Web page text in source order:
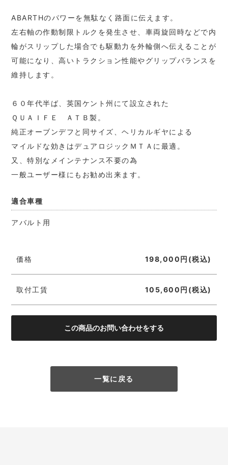
ABARTHのパワーを無駄なく路面に伝えます。
左右軸の作動制限トルクを発生させ、車両旋回時などで内
輪がスリップした場合でも駆動力を外輪側へ伝えることが
可能になり、高いトラクション性能やグリップバランスを
維持します。
６０年代半ば、英国ケント州にて設立された
ＱＵＡＩＦＥ ＡＴＢ製。
純正オーブンデフと同サイズ、ヘリカルギヤによる
マイルドな効きはデュアロジックＭＴＡに最適。
又、特別なメインテナンス不要の為
一般ユーザー様にもお勧め出来ます。
適合車種
アバルト用
価格 198,000円(税込)
取付工賃 105,600円(税込)
一覧に戻る